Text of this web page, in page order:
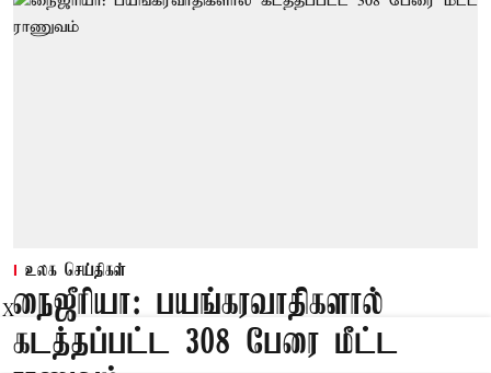
உலக செய்திகள்
நைஜீரியா: பயங்கரவாதிகளால்
கடத்தப்பட்ட 308 பேரை மீட்ட
X